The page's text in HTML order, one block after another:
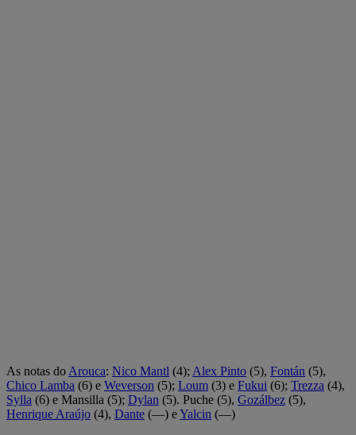
As notas do Arouca: Nico Mantl (4); Alex Pinto (5), Fontán (5),
Chico Lamba (6) e Weverson (5); Loum (3) e Fukui (6); Trezza (4),
Sylla (6) e Mansilla (5); Dylan (5). Puche (5), Gozálbez (5),
Henrique Araújo (4), Dante (—) eYalcin (—)